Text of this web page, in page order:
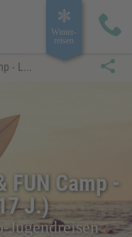
Winter­
reisen
- L...
FUN Camp -
J.)